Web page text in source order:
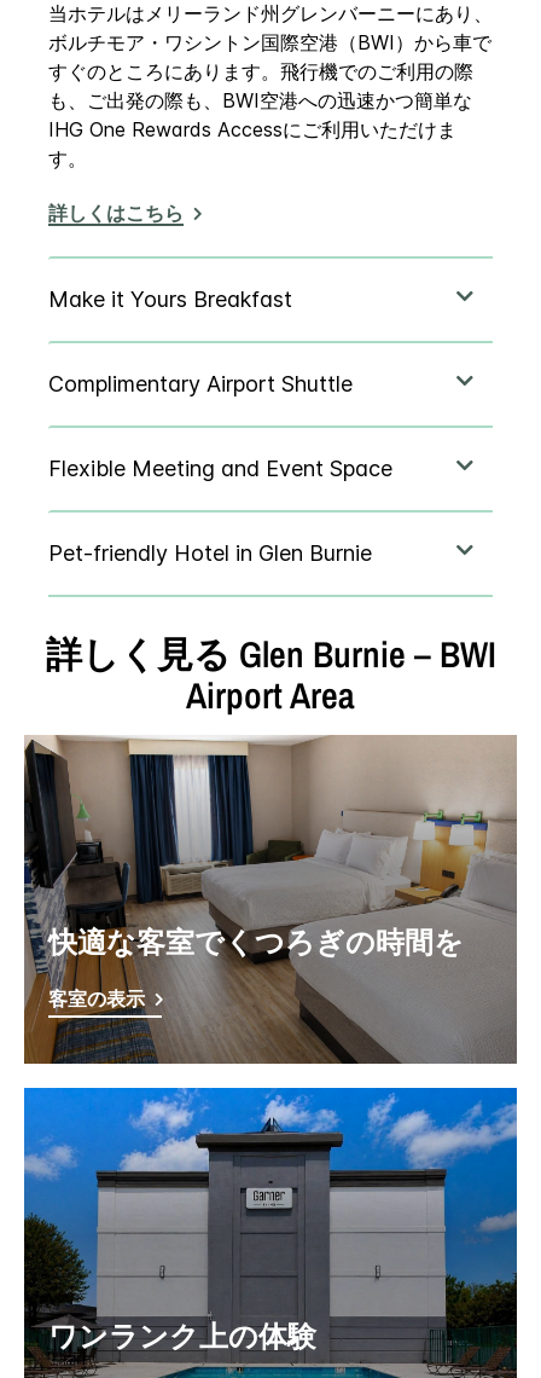
当ホテルはメリーランド州グレンバーニーにあり、
ボルチモア・ワシントン国際空港（BWI）から車で
すぐのところにあります。飛行機でのご利用の際
も、ご出発の際も、BWI空港への迅速かつ簡単な
IHG One Rewards Accessにご利用いただけま
す。
詳しくはこちら
詳しく見る Glen Burnie – BWI
Airport Area
快適な客室でくつろぎの時間を
客室の表示
ワンランク上の体験